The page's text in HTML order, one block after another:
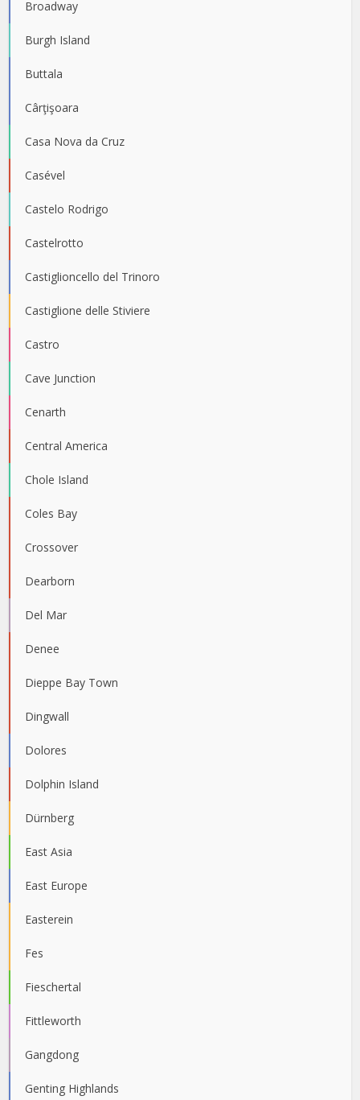
Broadway
Burgh Island
Buttala
Cârţişoara
Casa Nova da Cruz
Casével
Castelo Rodrigo
Castelrotto
Castiglioncello del Trinoro
Castiglione delle Stiviere
Castro
Cave Junction
Cenarth
Central America
Chole Island
Coles Bay
Crossover
Dearborn
Del Mar
Denee
Dieppe Bay Town
Dingwall
Dolores
Dolphin Island
Dürnberg
East Asia
East Europe
Easterein
Fes
Fieschertal
Fittleworth
Gangdong
Genting Highlands